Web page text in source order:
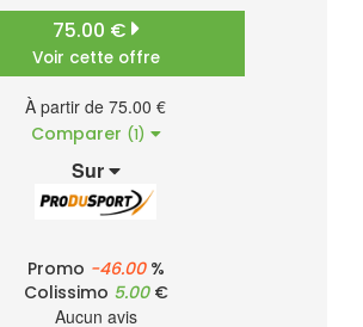
75.00 €
Voir cette offre
À partir de 75.00 €
Comparer (1)
Sur
Promo -46.00%
Colissimo 5.00€
Aucun avis